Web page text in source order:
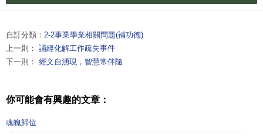
自訂分類： 2-2事業學業相關問題(補功德)
上一則： 誦經化解工作疏失事件
下一則： 經文自湧現，智慧常伴隨
你可能會有興趣的文章：
魂魄歸位